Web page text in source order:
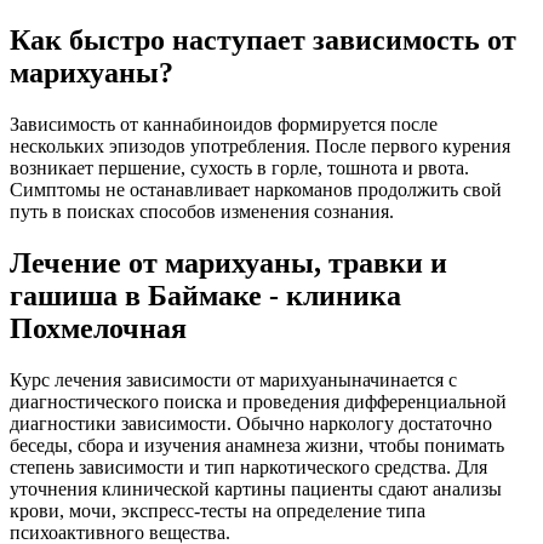
Как быстро наступает зависимость от
марихуаны?
Зависимость от каннабиноидов формируется после
нескольких эпизодов употребления. После первого курения
возникает першение, сухость в горле, тошнота и рвота.
Симптомы не останавливает наркоманов продолжить свой
путь в поисках способов изменения сознания.
Лечение от марихуаны, травки и
гашиша в Баймаке - клиника
Похмелочная
Курс лечения зависимости от марихуаныначинается с
диагностического поиска и проведения дифференциальной
диагностики зависимости. Обычно наркологу достаточно
беседы, сбора и изучения анамнеза жизни, чтобы понимать
степень зависимости и тип наркотического средства. Для
уточнения клинической картины пациенты сдают анализы
крови, мочи, экспресс-тесты на определение типа
психоактивного вещества.